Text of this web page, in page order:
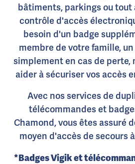
bâtiments, parkings ou tout
contrôle d'accès
besoin d'un badge
membre de votre famille,
simplement en cas de perte,
aider à sécuriser vos accès
Avec nos services de
télécommandes et
Chamond, vous êtes assuré
moyen d'accès de secours
*Badges Vigik et